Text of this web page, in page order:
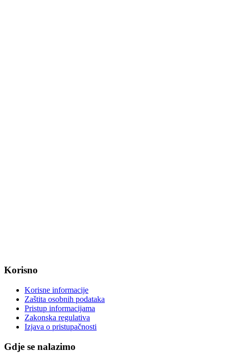
Korisno
Korisne informacije
Zaštita osobnih podataka
Pristup informacijama
Zakonska regulativa
Izjava o pristupačnosti
Gdje se nalazimo